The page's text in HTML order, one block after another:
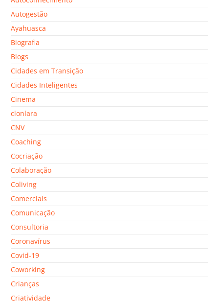
Autogestão
Ayahuasca
Biografia
Blogs
Cidades em Transição
Cidades Inteligentes
Cinema
clonlara
CNV
Coaching
Cocriação
Colaboração
Coliving
Comerciais
Comunicação
Consultoria
Coronavírus
Covid-19
Coworking
Crianças
Criatividade